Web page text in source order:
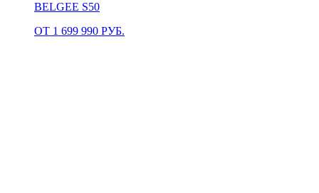
BELGEE S50
ОТ 1 699 990 РУБ.